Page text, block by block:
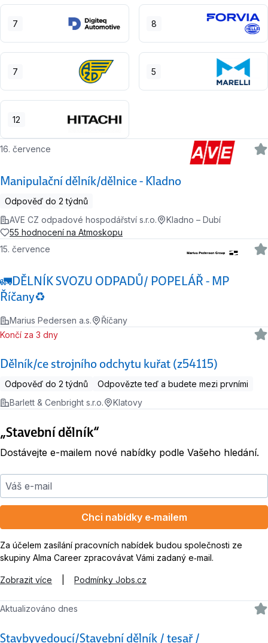
7 8
7 5
12
Manipulační dělník/dělnice - Kladno
16. července
Odpověď do 2 týdnů
AVE CZ odpadové hospodářství s.r.o.
Kladno – Dubí
55 hodnocení na Atmoskopu
🚛DĚLNÍK SVOZU ODPADŮ/ POPELÁŘ - MP
Říčany♻️
15. července
Marius Pedersen a.s. Říčany
Dělník/ce strojního odchytu kuřat (z54115)
Končí za 3 dny
Odpověď do 2 týdnů
Odpovězte teď a budete mezi prvními
Barlett & Cenbright s.r.o.
Klatovy
„Stavební dělník“
Dostávejte e-mailem nové nabídky podle Vašeho hledání.
Váš e-mail
Chci nabídky e‑mailem
Za účelem zasílání pracovních nabídek budou společnosti ze
skupiny Alma Career zpracovávat Vámi zadaný e‑mail.
Zobrazit více Podmínky Jobs.cz
Stavbyvedoucí/Stavební dělník / tesař /
Aktualizováno dnes